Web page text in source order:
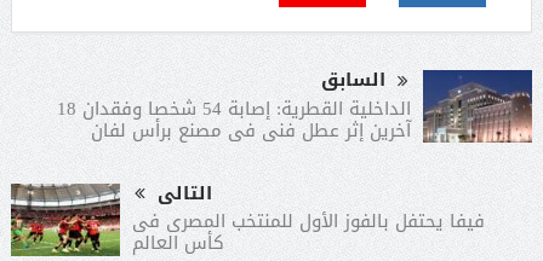
السابق
الداخلية القطرية: إصابة 54 شخصا وفقدان 18
آخرين إثر عطل فنى فى مصنع برأس لفان
التالى
فيفا يحتفل بالفوز الأول للمنتخب المصرى فى
كأس العالم